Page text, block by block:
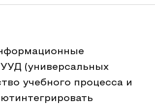
(универсальных
учебного процесса и